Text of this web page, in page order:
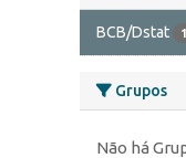
BCB/Dstat 1
Grupos
Não há